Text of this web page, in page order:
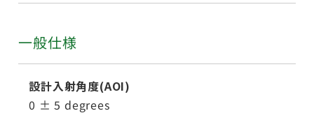
一般仕様
設計入射角度(AOI)
0 ± 5 degrees